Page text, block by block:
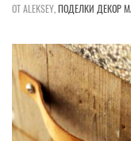
ОТ ALEKSEY,ПОДЕЛКИ ДЕКОР